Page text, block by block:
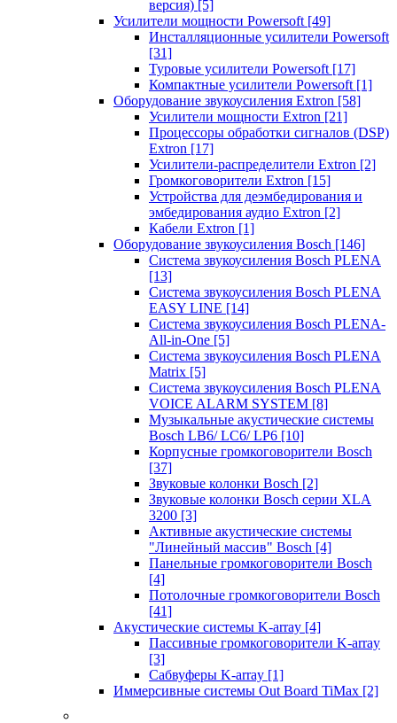
версия) [5]
Усилители мощности Powersoft [49]
Инсталляционные усилители Powersoft
[31]
Туровые усилители Powersoft [17]
Компактные усилители Powersoft [1]
Оборудование звукоусиления Extron [58]
Усилители мощности Extron [21]
Процессоры обработки сигналов (DSP)
Extron [17]
Усилители-распределители Extron [2]
Громкоговорители Extron [15]
Устройства для деэмбедирования и
эмбедирования аудио Extron [2]
Кабели Extron [1]
Оборудование звукоусиления Bosch [146]
Система звукоусиления Bosch PLENA
[13]
Система звукоусиления Bosch PLENA
EASY LINE [14]
Система звукоусиления Bosch PLENA-
All-in-One [5]
Система звукоусиления Bosch PLENA
Matrix [5]
Система звукоусиления Bosch PLENA
VOICE ALARM SYSTEM [8]
Музыкальные акустические системы
Bosch LB6/ LC6/ LP6 [10]
Корпусные громкоговорители Bosch
[37]
Звуковые колонки Bosch [2]
Звуковые колонки Bosch серии XLA
3200 [3]
Активные акустические системы
"Линейный массив" Bosch [4]
Панельные громкоговорители Bosch
[4]
Потолочные громкоговорители Bosch
[41]
Акустические системы K-array [4]
Пассивные громкоговорители K-array
[3]
Сабвуферы K-array [1]
Иммерсивные системы Out Board TiMax [2]